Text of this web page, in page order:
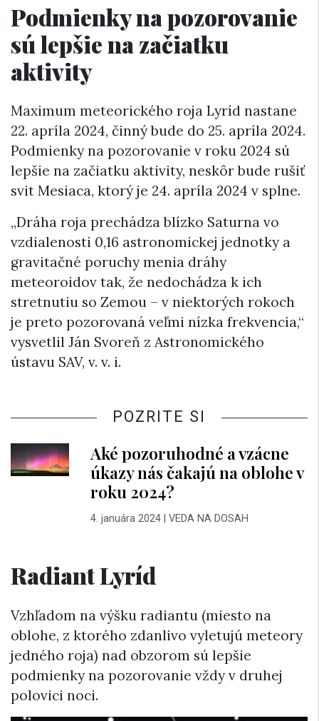
Podmienky na pozorovanie
sú lepšie na začiatku
aktivity
Maximum meteorického roja Lyríd nastane
22. apríla 2024, činný bude do 25. apríla 2024.
Podmienky na pozorovanie v roku 2024 sú
lepšie na začiatku aktivity, neskôr bude rušiť
svit Mesiaca, ktorý je 24. apríla 2024 v splne.
„Dráha roja prechádza blízko Saturna vo
vzdialenosti 0,16 astronomickej jednotky a
gravitačné poruchy menia dráhy
meteoroidov tak, že nedochádza k ich
stretnutiu so Zemou – v niektorých rokoch
je preto pozorovaná veľmi nízka frekvencia,“
vysvetlil Ján Svoreň z Astronomického
ústavu SAV, v. v. i.
POZRITE SI
Aké pozoruhodné a vzácne
úkazy nás čakajú na oblohe v
roku 2024?
4. januára 2024| VEDA NA DOSAH
Radiant Lyríd
Vzhľadom na výšku radiantu (miesto na
oblohe, z ktorého zdanlivo vyletujú meteory
jedného roja) nad obzorom sú lepšie
podmienky na pozorovanie vždy v druhej
polovici noci.